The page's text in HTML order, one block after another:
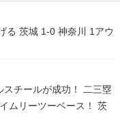
る 茨城 1-0 神奈川 1アウ
スチールが成功！ 二三塁
ムリーツーベース！ 茨